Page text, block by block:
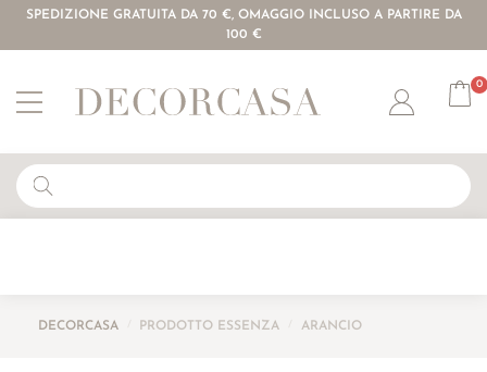
SPEDIZIONE GRATUITA DA 70 €, OMAGGIO INCLUSO A PARTIRE DA
100 €
Account
0
DECORCASA PRODOTTO ESSENZA ARANCIO